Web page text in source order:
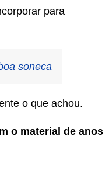
para
soneca
o que achou.
o material de anos